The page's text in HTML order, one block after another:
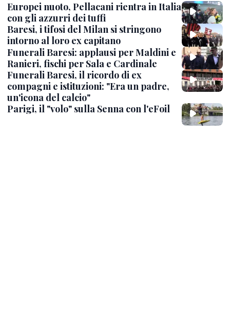
Europei nuoto, Pellacani rientra in Italia
con gli azzurri dei tuffi
Baresi, i tifosi del Milan si stringono
intorno al loro ex capitano
Funerali Baresi: applausi per Maldini e
Ranieri, fischi per Sala e Cardinale
Funerali Baresi, il ricordo di ex
compagni e istituzioni: "Era un padre,
un'icona del calcio"
Parigi, il "volo" sulla Senna con l'eFoil